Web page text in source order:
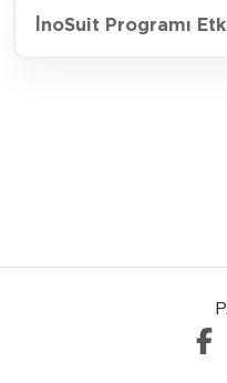
İnoSuit Programı